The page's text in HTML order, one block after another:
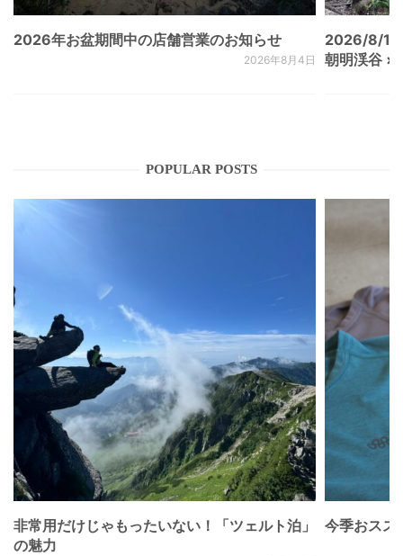
2026年お盆期間中の店舗営業のお知らせ
2026年8月4日
2026/8/
朝明渓谷 ×
POPULAR POSTS
非常用だけじゃもったいない！「ツェルト泊」
の魅力
今季おスス